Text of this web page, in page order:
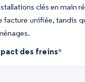
clés en main
facture unifiée, tandis
des freins*